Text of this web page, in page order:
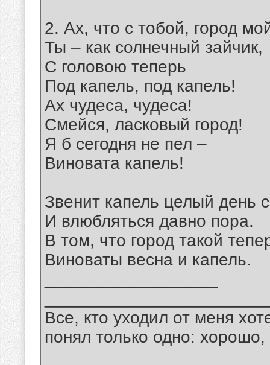
2. Ах, что с тобой, город
Ты – как солнечный зайчик,
С головою теперь
Под капель, под капель!
Ах чудеса, чудеса!
Смейся, ласковый город!
Я б сегодня не пел –
Виновата капель!
Звенит капель целый день
И влюбляться давно пора.
В том, что город такой
Виноваты весна и капель.
Все, кто уходил от меня
понял только одно: